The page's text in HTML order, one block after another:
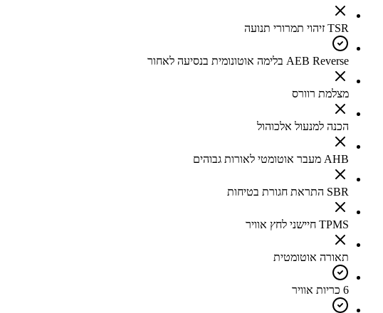
TSR זיהוי תמרורי תנועה
AEB Reverse בלימה אוטונומית בנסיעה לאחור
מצלמת רוורס
הכנה למנעול אלכוהול
AHB מעבר אוטומטי לאורות גבוהים
SBR התראת חגורת בטיחות
TPMS חיישני לחץ אוויר
תאורה אוטומטית
6 כריות אוויר